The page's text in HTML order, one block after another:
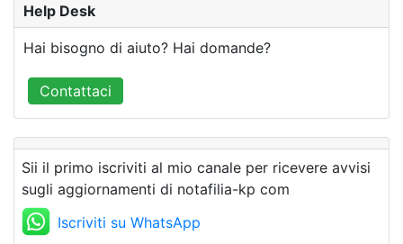
Help Desk
Hai bisogno di aiuto? Hai domande?
Contattaci
Sii il primo iscriviti al mio canale per ricevere avvisi
sugli aggiornamenti di notafilia-kp com
Iscriviti su WhatsApp